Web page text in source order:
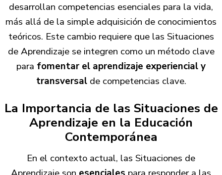
desarrollan competencias esenciales para la vida,
más allá de la simple adquisición de conocimientos
teóricos. Este cambio requiere que las Situaciones
de Aprendizaje se integren como un método clave
para fomentar el aprendizaje experiencial y
transversalde competencias clave.
La Importancia de las Situaciones de
Aprendizaje en la Educación
Contemporánea
En el contexto actual, las Situaciones de